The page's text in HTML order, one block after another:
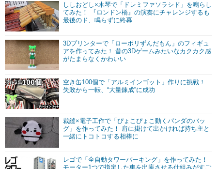
ししおどし×木琴で「ドレミファソラシド」を鳴らし
てみた！ 『ロンドン橋』の演奏にチャレンジするも
最後のド、鳴らずに終幕
3Dプリンターで「ローポリずんだもん」のフィギュ
アを作ってみた！ 昔の3Dゲームみたいなカクカク感
がたまらなくかわいい
空き缶100個で「アルミインゴット」作りに挑戦！
失敗から一転、“大量錬成”に成功
裁縫×電子工作で「ぴょこぴょこ動くパンダのバッ
グ」を作ってみた！ 肩に掛けて出かければ持ち主と
一緒にトコトコする相棒に
レゴで「全自動タワーパーキング」を作ってみた！
モーター1つで指定した車を出庫させる仕組みがすご